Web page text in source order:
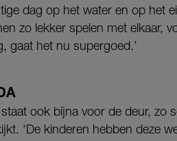
dag op het water en op het
zo lekker spelen met elkaar,
gaat het nu supergoed.’
ook bijna voor de deur,
‘De kinderen hebben deze